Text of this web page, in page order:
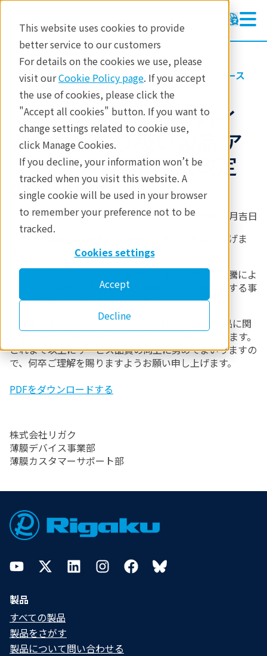
This website uses cookies to provide
better service to our customers
For details on the cookies we use, please
visit ourCookie Policy page. If you accept
the use of cookies, please click the
"Accept all cookies" button. If you want to
change settings related to cookie use,
click Manage Cookies.
If you decline, your information won’t be
tracked when you visit this website. A
single cookie will be used in your browser
to remember your preference not to be
tracked.
Cookies settings
Accept
Decline
リガクについて お知らせ・プレスリリース
【お知らせ】薄膜デバイ
ス事業部取り扱い製品 ア
フターサポート料金改定​
のお知らせ
2025年10月吉日
平素より格別のお引き立てを賜り、厚くお礼申し上げま
さて、ご高承のことと存じますが、昨今の諸物価高騰によ
りコスト上昇がさけられず、企業努力だけでは吸収する事
が大変困難な状況となっております。​
つきましては、2026年4月1日より薄膜デバイス製品に関
するサービスの料金を改定させていただきたく存じます。
これまで以上にサービス品質の向上に努めてまいりますの
で、何卒ご理解を賜りますようお願い申し上げます。​
PDFをダウンロードする
株式会社リガク
薄膜デバイス事業部
薄膜カスタマーサポート部
Footer
YouTubeTwitterLinkedInInstagramFacebookBluesky
製品
すべての製品
製品をさがす
製品について問い合わせる​